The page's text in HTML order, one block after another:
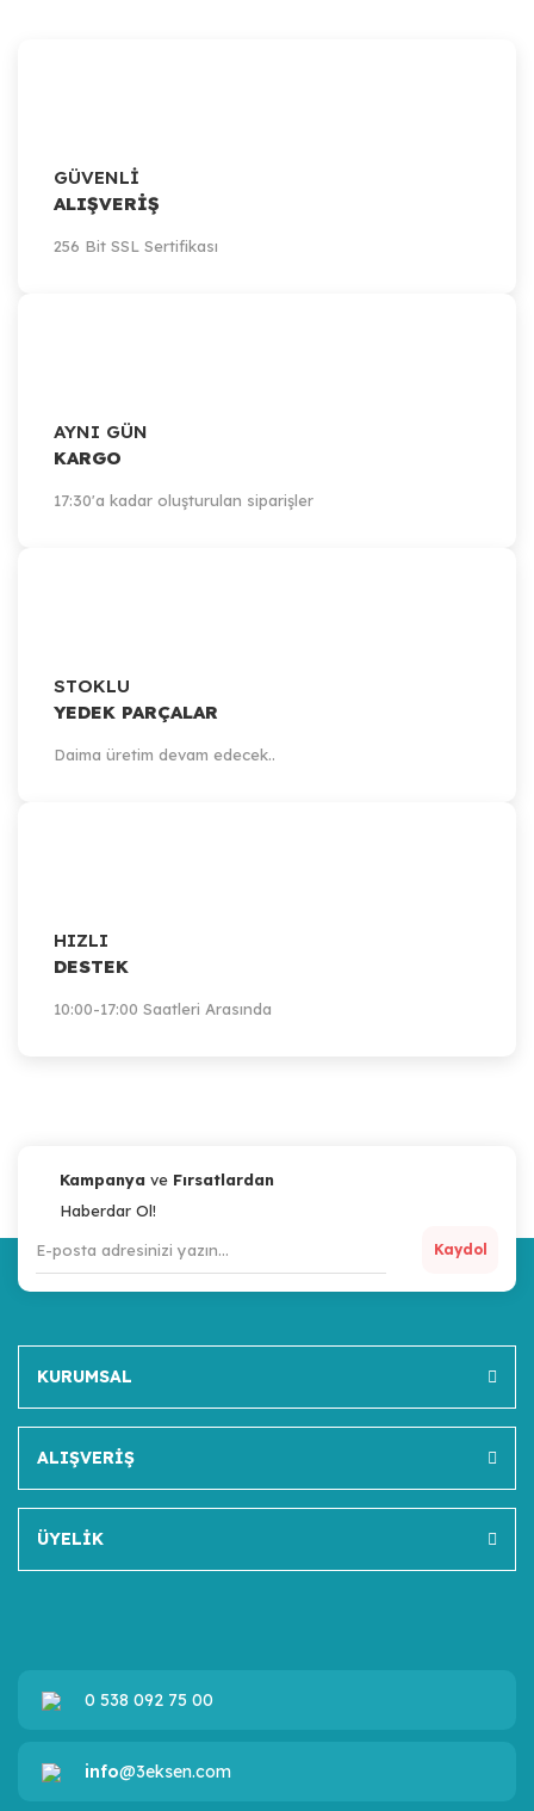
GÜVENLİ
ALIŞVERİŞ
256 Bit SSL Sertifikası
AYNI GÜN
KARGO
17:30'a kadar oluşturulan siparişler
STOKLU
YEDEK PARÇALAR
Daima üretim devam edecek..
HIZLI
DESTEK
10:00-17:00 Saatleri Arasında
Kampanya ve Fırsatlardan
Haberdar Ol!
Kaydol
KURUMSAL
ALIŞVERİŞ
ÜYELİK
0 538 092 75 00
info@3eksen.com